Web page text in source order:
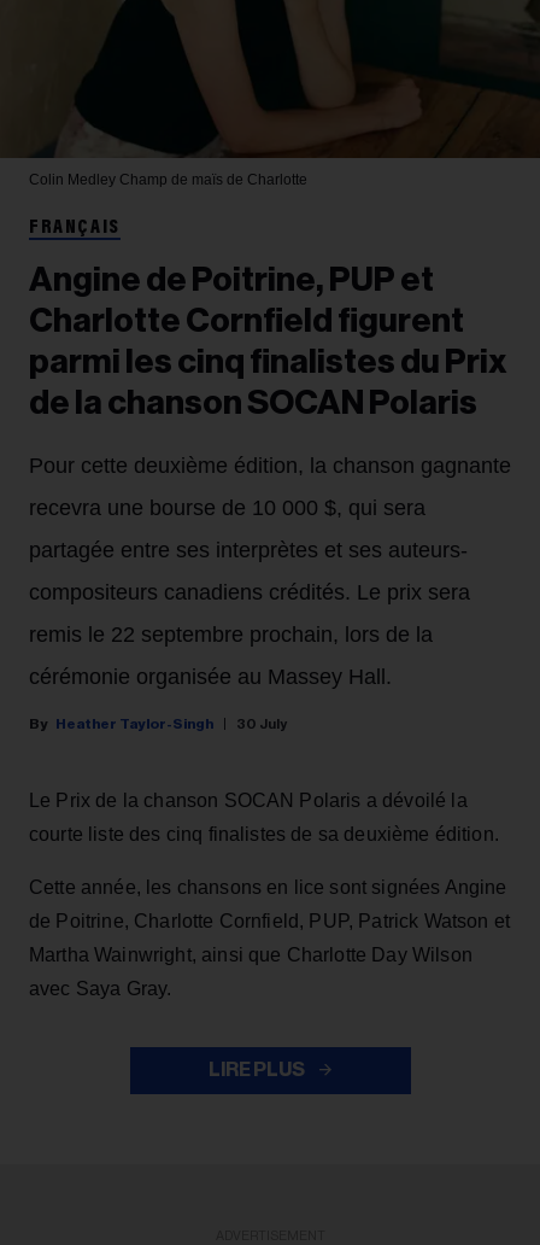
Colin Medley Champ de maïs de Charlotte
FRANÇAIS
Angine de Poitrine, PUP et
Charlotte Cornfield figurent
parmi les cinq finalistes du Prix
de la chanson SOCAN Polaris
Pour cette deuxième édition, la chanson gagnante
recevra une bourse de 10 000 $, qui sera
partagée entre ses interprètes et ses auteurs-
compositeurs canadiens crédités. Le prix sera
remis le 22 septembre prochain, lors de la
cérémonie organisée au Massey Hall.
Heather Taylor-Singh 30 July
Le Prix de la chanson SOCAN Polaris a dévoilé la
courte liste des cinq finalistes de sa deuxième édition.
Cette année, les chansons en lice sont signées Angine
de Poitrine, Charlotte Cornfield, PUP, Patrick Watson et
Martha Wainwright, ainsi que Charlotte Day Wilson
avec Saya Gray.
LIRE PLUS